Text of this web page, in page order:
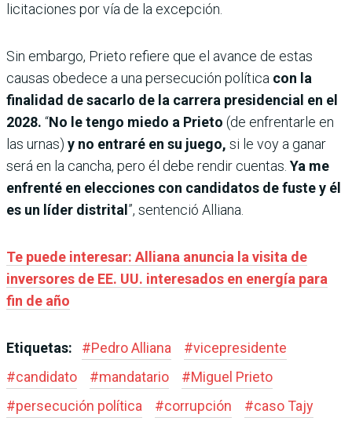
licitaciones por vía de la excepción.
Sin embargo, Prieto refiere que el avance de estas
causas obedece a una persecución política con la
finalidad de sacarlo de la carrera presidencial en el
2028. “No le tengo miedo a Prieto (de enfrentarle en
las urnas) y no entraré en su juego, si le voy a ganar
será en la cancha, pero él debe rendir cuentas. Ya me
enfrenté en elecciones con candidatos de fuste y él
es un líder distrital ”, sentenció Alliana.
Te puede interesar: Alliana anuncia la visita de
inversores de EE. UU. interesados en energía para
fin de año
Etiquetas: #Pedro Alliana #vicepresidente
#candidato #mandatario #Miguel Prieto
#persecución política #corrupción #caso Tajy